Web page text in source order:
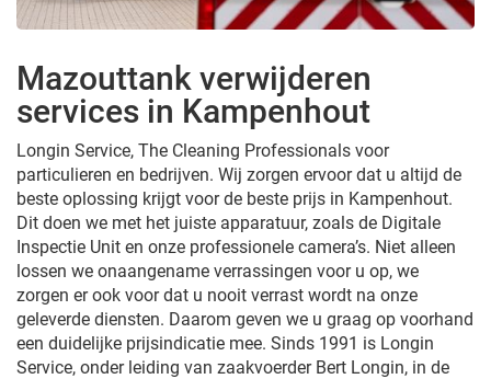
Mazouttank verwijderen
services in Kampenhout
Longin Service, The Cleaning Professionals voor
particulieren en bedrijven. Wij zorgen ervoor dat u altijd de
beste oplossing krijgt voor de beste prijs in Kampenhout.
Dit doen we met het juiste apparatuur, zoals de Digitale
Inspectie Unit en onze professionele camera’s. Niet alleen
lossen we onaangename verrassingen voor u op, we
zorgen er ook voor dat u nooit verrast wordt na onze
geleverde diensten. Daarom geven we u graag op voorhand
een duidelijke prijsindicatie mee. Sinds 1991 is Longin
Service, onder leiding van zaakvoerder Bert Longin, in de